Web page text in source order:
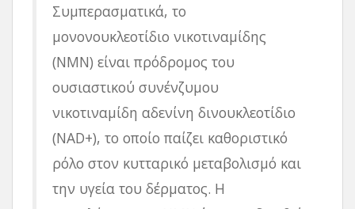
Συμπερασματικά, το
μονονουκλεοτίδιο νικοτιναμίδης
(NMN) είναι πρόδρομος του
ουσιαστικού συνένζυμου
νικοτιναμίδη αδενίνη δινουκλεοτίδιο
(NAD+), το οποίο παίζει καθοριστικό
ρόλο στον κυτταρικό μεταβολισμό και
την υγεία του δέρματος. Η